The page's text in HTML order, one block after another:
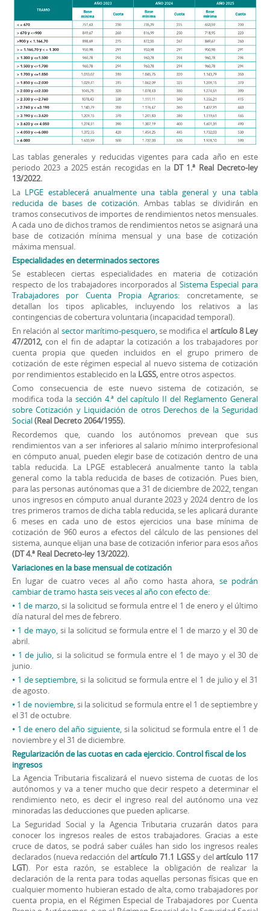
Las tablas generales y reducidas vigentes para cada año en este
periodo 2023 a 2025 están recogidas en la DT 1.ª Real Decreto-ley
13/2022.
La LPGE establecerá anualmente una tabla general y una tabla
reducida de bases de cotización. Ambas tablas se dividirán en
tramos consecutivos de importes de rendimientos netos mensuales.
A cada uno de dichos tramos de rendimientos netos se asignará una
base de cotización mínima mensual y una base de cotización
máxima mensual.
Especialidades en determinados sectores
Se establecen ciertas especialidades en materia de cotización
respecto de los trabajadores incorporados al Sistema Especial para
Trabajadores por Cuenta Propia Agrarios: concretamente, se
detallan los tipos aplicables, incluyendo los relativos a las
contingencias de cobertura voluntaria (incapacidad temporal).
En relación al sector marítimo-pesquero,se modifica el artículo 8 Ley
47/2012, con el fin de adaptar la cotización a los trabajadores por
cuenta propia que queden incluidos en el grupo primero de
cotización de este régimen especial al nuevo sistema de cotización
por rendimientos establecido en la LGSS,entre otros aspectos.
Como consecuencia de este nuevo sistema de cotización, se
modifica toda la sección 4.ª del capítulo II del Reglamento General
sobre Cotización y Liquidación de otros Derechos de la Seguridad
Social(Real Decreto 2064/1955).
Recordemos que, cuando los autónomos prevean que sus
rendimientos van a ser inferiores al salario mínimo interprofesional
en cómputo anual, pueden elegir base de cotización dentro de una
tabla reducida. La LPGE establecerá anualmente tanto la tabla
general como la tabla reducida de bases de cotización. Pues bien,
para las personas autónomas que a 31 de diciembre de 2022, tengan
unos ingresos en cómputo anual durante 2023 y 2024 dentro de los
tres primeros tramos de dicha tabla reducida, se les aplicará durante
6 meses en cada uno de estos ejercicios una base mínima de
cotización de 960 euros a efectos del cálculo de las pensiones del
sistema, aunque elijan una base de cotización inferior para esos años
(DT 4.ª Real Decreto-ley 13/2022).
Variaciones en la base mensual de cotización
En lugar de cuatro veces al año como hasta ahora, se podrán
cambiar de tramo hasta seis veces al año con efecto de:
• 1 de marzo,si la solicitud se formula entre el 1 de enero y el último
día natural del mes de febrero.
• 1 de mayo,si la solicitud se formula entre el 1 de marzo y el 30 de
abril.
• 1 de julio, si la solicitud se formula entre el 1 de mayo y el 30 de
junio.
• 1 de septiembre, si la solicitud se formula entre el 1 de julio y el 31
de agosto.
• 1 de noviembre,si la solicitud se formula entre el 1 de septiembre y
el 31 de octubre.
• 1 de enero del año siguiente, si la solicitud se formula entre el 1 de
noviembre y el 31 de diciembre.
Regularización de las cuotas en cada ejercicio. Control fiscal de los
ingresos
La Agencia Tributaria fiscalizará el nuevo sistema de cuotas de los
autónomos y va a tener mucho que decir respeto a determinar el
rendimiento neto, es decir el ingreso real del autónomo una vez
minoradas las deducciones que pueden aplicarse.
La Seguridad Social y la Agencia Tributaria cruzarán datos para
conocer los ingresos reales de estos trabajadores. Gracias a este
cruce de datos, se podrá saber cuáles han sido los ingresos reales
declarados (nueva redacción delartículo 71.1 LGSSy delartículo 117
LGT). Por esta razón, se establece la obligación de realizar la
declaración de la renta para todas aquellas personas físicas que en
cualquier momento hubieran estado de alta, como trabajadores por
cuenta propia, en el Régimen Especial de Trabajadores por Cuenta